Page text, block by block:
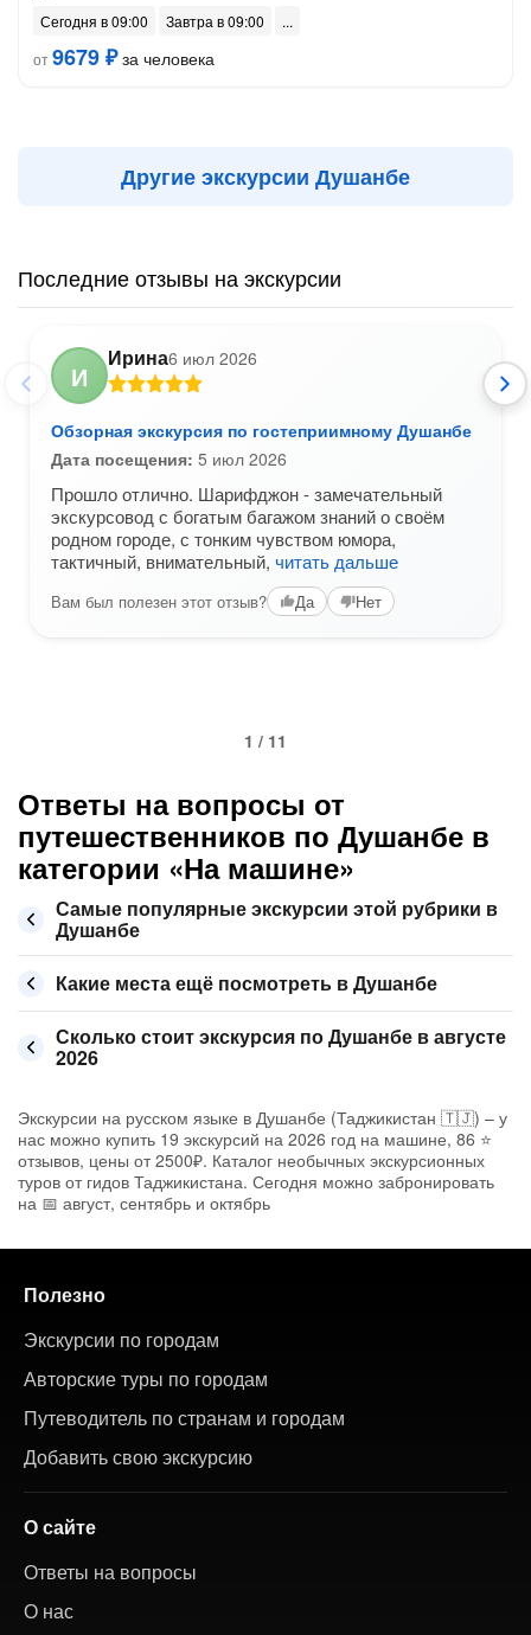
Сегодня в 09:00
Завтра в 09:00
от9679 ₽за человека
Другие экскурсии Душанбе
Последние отзывы на экскурсии
И
Ирина6 июл 2026
Обзорная экскурсия по гостеприимному Душанбе
Дата посещения: 5 июл 2026
Прошло отлично. Шарифджон - замечательный
экскурсовод с богатым багажом знаний о своём
родном городе, с тонким чувством юмора,
тактичный, внимательный, читать дальше
Вам был полезен этот отзыв? Да Нет
1 / 11
Ответы на вопросы от
путешественников по Душанбе в
категории «На машине»
Самые популярные экскурсии этой рубрики в
Душанбе
Какие места ещё посмотреть в Душанбе
Сколько стоит экскурсия по Душанбе в августе
2026
Экскурсии на русском языке в Душанбе (Таджикистан 🇹🇯) – у
нас можно купить 19 экскурсий на 2026 год на машине, 86 ⭐
отзывов, цены от 2500₽. Каталог необычных экскурсионных
туров от гидов Таджикистана. Сегодня можно забронировать
на 📅 август, сентябрь и октябрь
Полезно
Экскурсии по городам
Авторские туры по городам
Путеводитель по странам и городам
Добавить свою экскурсию
О сайте
Ответы на вопросы
О нас